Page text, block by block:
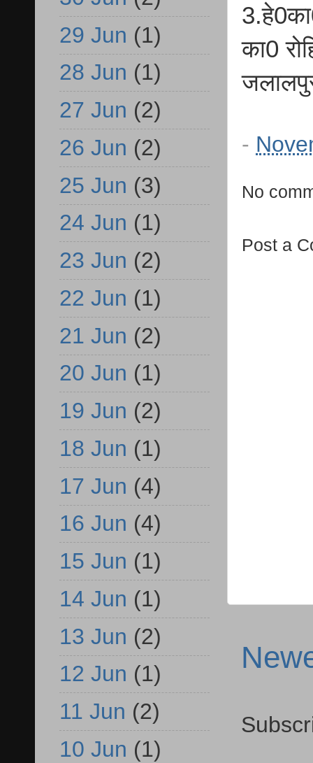
का0
-
No
Post a
29 Jun (1)
28 Jun (1)
27 Jun (2)
26 Jun (2)
25 Jun (3)
24 Jun (1)
23 Jun (2)
22 Jun (1)
21 Jun (2)
20 Jun (1)
19 Jun (2)
18 Jun (1)
17 Jun (4)
16 Jun (4)
15 Jun (1)
14 Jun (1)
13 Jun (2)
12 Jun (1)
11 Jun (2)
10 Jun (1)